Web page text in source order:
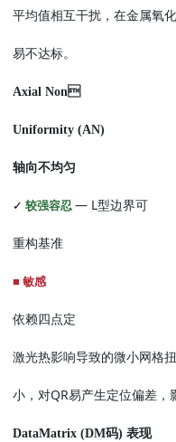
平均值相互干扰，在金属氧
易不达标。
Axial Non
Uniformity (AN)
轴向不均匀
✓ 较强容忍 — L型边界可
重构基准
■ 敏感
依赖四点定
激光热影响导致的微小网格
小，对QR易产生定位偏差，
DataMatrix (DM码) 表现